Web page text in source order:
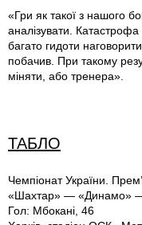
«Гри як такої з нашого
аналізувати.
багато гидоти
побачив. При такому
міняти, або тренера».
ТАБЛО
Чемпіонат України.
«Шахтар» — «Динамо»
Гол: Мбокані, 46